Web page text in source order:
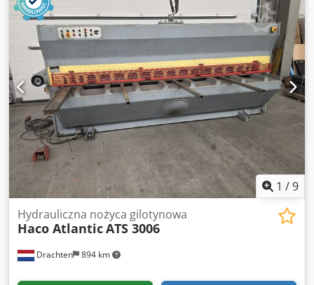
Atlantic ATS 3006 -Tłoczysko: Ø 40 mm -Skok: 200 mm -
Mocowanie: Ø50 mm -Rozstaw otworów: wsunięty 725 mm
-Wymiary: 850/130/187 mm Dkedpfx Asyghb Ioqqjr -Waga:
32,7 kg
1 /9
Drachten 894 km
Hydrauliczna nożyca gilotynowa
Haco AtlanticATS 3006